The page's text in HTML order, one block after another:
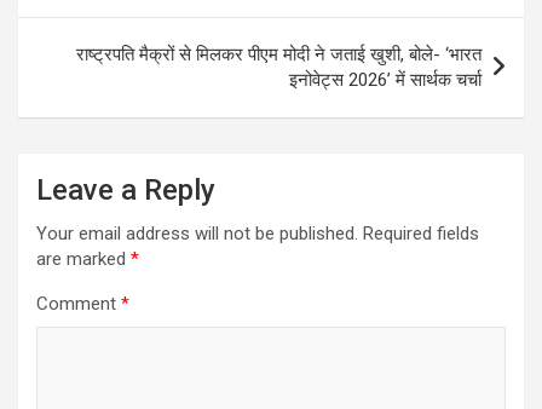
राष्ट्रपति मैक्रों से मिलकर पीएम मोदी ने जताई खुशी, बोले- ‘भारत
इनोवेट्स 2026’ में सार्थक चर्चा
Leave a Reply
Your email address will not be published. Required fields
are marked *
Comment *